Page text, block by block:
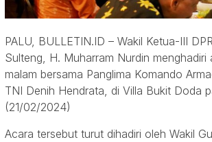
PALU, BULLETIN.ID – Wakil Ketua-III
Sulteng, H. Muharram Nurdin menghadiri
malam bersama Panglima Komando
TNI Denih Hendrata, di Villa Bukit Doda
(21/02/2024)
Acara tersebut turut dihadiri oleh Wakil